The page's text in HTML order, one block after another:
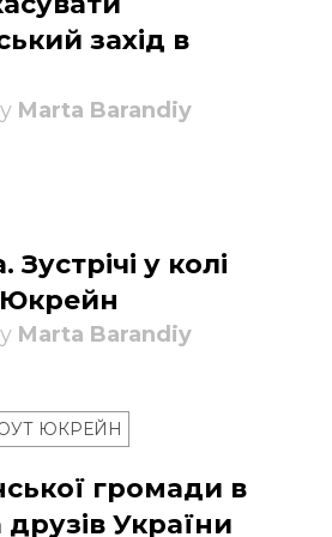
захід в
Marta Barandiy
у колі
Marta Barandiy
ЮКРЕЙН
громади в
друзів України